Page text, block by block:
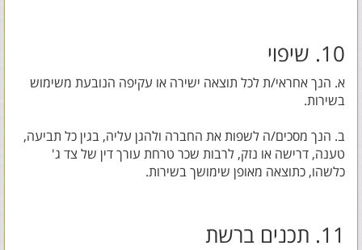
10. שיפוי
א. הנך אחראי/ת לכל תוצאה ישירה או עקיפה הנובעת משימוש
בשירות.
ב. הנך מסכים/ה לשפות את החברה ולהגן עליה, בגין כל תביעה,
טענה, דרישה או נזק, לרבות שכר טרחת עורך דין של צד ג'
כלשהו, כתוצאה מאופן שימושך בשירות.
11. תכנים ברשת